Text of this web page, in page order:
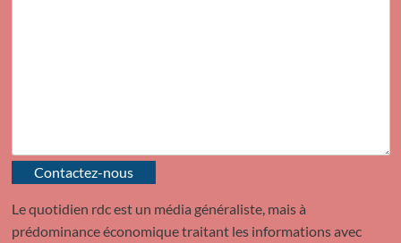
Contactez-nous
Le quotidien rdc est un média généraliste, mais à
prédominance économique traitant les informations avec